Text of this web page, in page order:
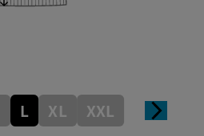
L XL XXL